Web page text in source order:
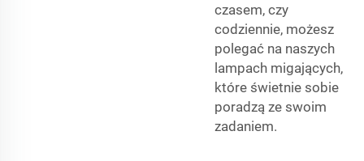
czasem, czy
codziennie, możesz
polegać na naszych
lampach migających,
które świetnie sobie
poradzą ze swoim
zadaniem.